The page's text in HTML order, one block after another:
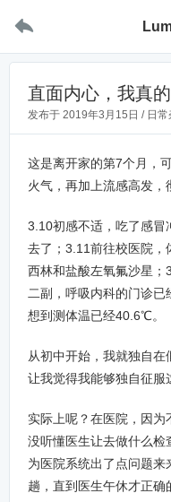

直面内心，我真
发布于 2019年3月15日 / 日常
这是离开家的第7个月，
火气，再加上流感高发，
3.10初感不适，吃了感冒
去了；3.11前往校医院
西林和盐酸左氧氟沙星
二副，呼吸内科的门诊
想到测体温已经40.6℃。
从初中开始，我就独自
让我觉得我能够独自征服
实际上呢？在医院，因为
没听懂医生让去做什么检
为医院系统出了点问题
趟，直到医生午休才正